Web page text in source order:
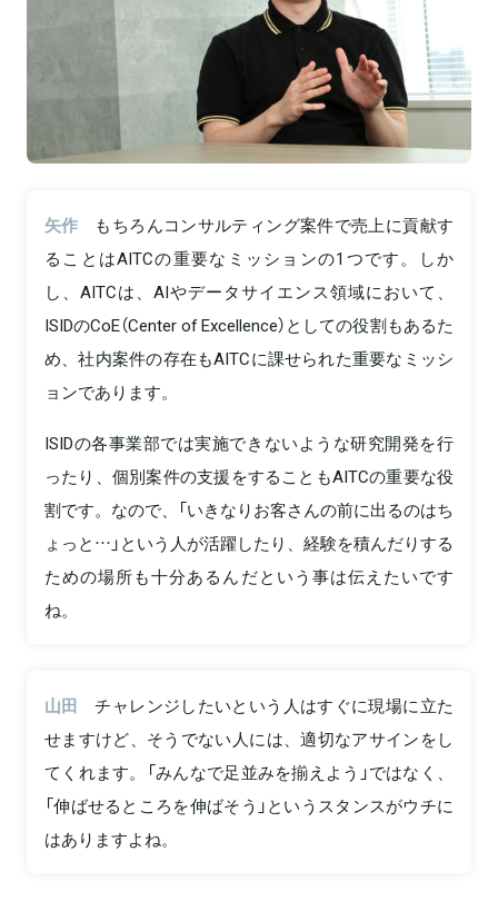
矢作
もちろんコンサルティング案件で売上に貢献す
ることはAITCの重要なミッションの1つです。しか
し、AITCは、AIやデータサイエンス領域において、
ISIDのCoE（Center of Excellence）としての役割もあるた
め、社内案件の存在もAITCに課せられた重要なミッシ
ョンであります。
ISIDの各事業部では実施できないような研究開発を行
ったり、個別案件の支援をすることもAITCの重要な役
割です。なので、「いきなりお客さんの前に出るのはち
ょっと…」という人が活躍したり、経験を積んだりする
ための場所も十分あるんだという事は伝えたいです
ね。
山田
チャレンジしたいという人はすぐに現場に立た
せますけど、そうでない人には、適切なアサインをし
てくれます。「みんなで足並みを揃えよう」ではなく、
「伸ばせるところを伸ばそう」というスタンスがウチに
はありますよね。